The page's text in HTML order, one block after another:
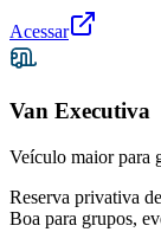
Acessar
Van Executiva
Veículo maior para
Reserva privativa
Boa para grupos,